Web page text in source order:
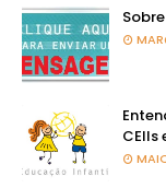
CEIIs